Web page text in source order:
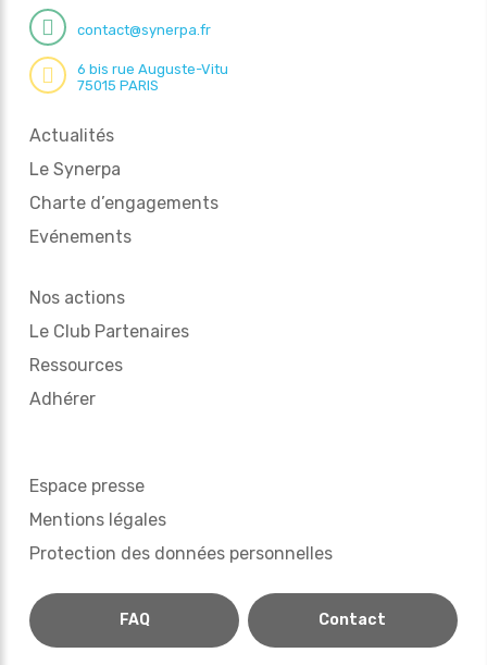
contact@synerpa.fr
6 bis rue Auguste-Vitu
75015 PARIS
Actualités
Le Synerpa
Charte d’engagements
Evénements
Nos actions
Le Club Partenaires
Ressources
Adhérer
Espace presse
Mentions légales
Protection des données personnelles
FAQ Contact